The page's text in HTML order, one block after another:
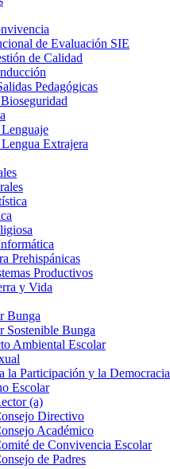
de Evaluación SIE
de Calidad
Pedagógicas
Extrajera
Prehispánicas
Productivos
y Vida
Bunga
Sostenible Bunga
Ambiental Escolar
la Participación y la Democracia
Escolar
(a)
Directivo
Académico
de Convivencia Escolar
de Padres